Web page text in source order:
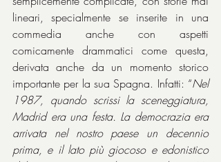
lineari, specialmente se inserite in una
commedia anche con aspetti
comicamente drammatici come questa,
derivata anche da un momento storico
importante per la sua Spagna. Infatti: “Nel
1987, quando scrissi la sceneggiatura,
Madrid era una festa. La democrazia era
arrivata nel nostro paese un decennio
prima, e il lato più giocoso e edonistico